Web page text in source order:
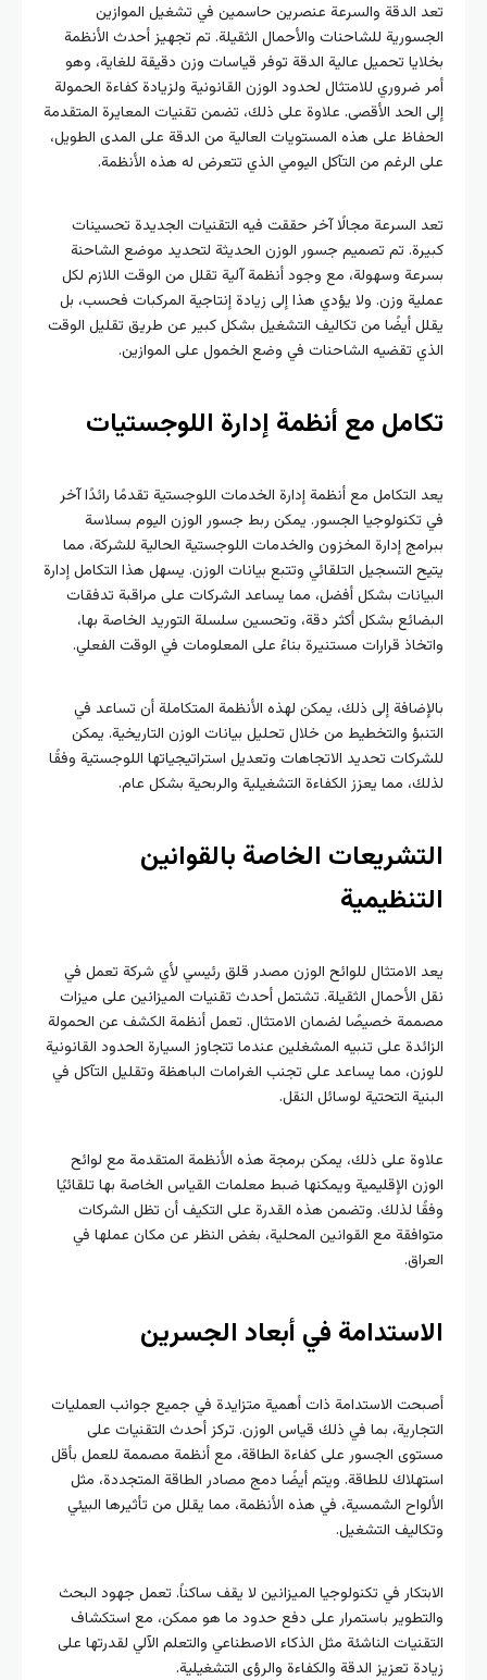
تعد الدقة والسرعة عنصرين حاسمين في تشغيل الموازين
الجسورية للشاحنات والأحمال الثقيلة. تم تجهيز أحدث الأنظمة
بخلايا تحميل عالية الدقة توفر قياسات وزن دقيقة للغاية، وهو
أمر ضروري للامتثال لحدود الوزن القانونية ولزيادة كفاءة الحمولة
إلى الحد الأقصى. علاوة على ذلك، تضمن تقنيات المعايرة المتقدمة
الحفاظ على هذه المستويات العالية من الدقة على المدى الطويل،
على الرغم من التآكل اليومي الذي تتعرض له هذه الأنظمة.
تعد السرعة مجالًا آخر حققت فيه التقنيات الجديدة تحسينات
كبيرة. تم تصميم جسور الوزن الحديثة لتحديد موضع الشاحنة
بسرعة وسهولة، مع وجود أنظمة آلية تقلل من الوقت اللازم لكل
عملية وزن. ولا يؤدي هذا إلى زيادة إنتاجية المركبات فحسب، بل
يقلل أيضًا من تكاليف التشغيل بشكل كبير عن طريق تقليل الوقت
الذي تقضيه الشاحنات في وضع الخمول على الموازين.
تكامل مع أنظمة إدارة اللوجستيات
يعد التكامل مع أنظمة إدارة الخدمات اللوجستية تقدمًا رائدًا آخر
في تكنولوجيا الجسور. يمكن ربط جسور الوزن اليوم بسلاسة
ببرامج إدارة المخزون والخدمات اللوجستية الحالية للشركة، مما
يتيح التسجيل التلقائي وتتبع بيانات الوزن. يسهل هذا التكامل إدارة
البيانات بشكل أفضل، مما يساعد الشركات على مراقبة تدفقات
البضائع بشكل أكثر دقة، وتحسين سلسلة التوريد الخاصة بها،
واتخاذ قرارات مستنيرة بناءً على المعلومات في الوقت الفعلي.
بالإضافة إلى ذلك، يمكن لهذه الأنظمة المتكاملة أن تساعد في
التنبؤ والتخطيط من خلال تحليل بيانات الوزن التاريخية. يمكن
للشركات تحديد الاتجاهات وتعديل استراتيجياتها اللوجستية وفقًا
لذلك، مما يعزز الكفاءة التشغيلية والربحية بشكل عام.
التشريعات الخاصة بالقوانين
التنظيمية
يعد الامتثال للوائح الوزن مصدر قلق رئيسي لأي شركة تعمل في
نقل الأحمال الثقيلة. تشتمل أحدث تقنيات الميزانين على ميزات
مصممة خصيصًا لضمان الامتثال. تعمل أنظمة الكشف عن الحمولة
الزائدة على تنبيه المشغلين عندما تتجاوز السيارة الحدود القانونية
للوزن، مما يساعد على تجنب الغرامات الباهظة وتقليل التآكل في
البنية التحتية لوسائل النقل.
علاوة على ذلك، يمكن برمجة هذه الأنظمة المتقدمة مع لوائح
الوزن الإقليمية ويمكنها ضبط معلمات القياس الخاصة بها تلقائيًا
وفقًا لذلك. وتضمن هذه القدرة على التكيف أن تظل الشركات
متوافقة مع القوانين المحلية، بغض النظر عن مكان عملها في
العراق.
الاستدامة في أبعاد الجسرين
أصبحت الاستدامة ذات أهمية متزايدة في جميع جوانب العمليات
التجارية، بما في ذلك قياس الوزن. تركز أحدث التقنيات على
مستوى الجسور على كفاءة الطاقة، مع أنظمة مصممة للعمل بأقل
استهلاك للطاقة. ويتم أيضًا دمج مصادر الطاقة المتجددة، مثل
الألواح الشمسية، في هذه الأنظمة، مما يقلل من تأثيرها البيئي
وتكاليف التشغيل.
الابتكار في تكنولوجيا الميزانين لا يقف ساكناً. تعمل جهود البحث
والتطوير باستمرار على دفع حدود ما هو ممكن، مع استكشاف
التقنيات الناشئة مثل الذكاء الاصطناعي والتعلم الآلي لقدرتها على
زيادة تعزيز الدقة والكفاءة والرؤى التشغيلية.